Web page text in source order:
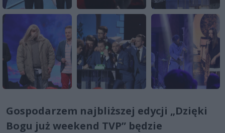
Gospodarzem najbliższej edycji „Dzięki
Bogu już weekend TVP” będzie